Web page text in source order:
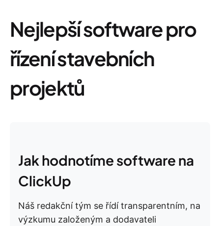
Nejlepší software pro
řízení stavebních
projektů
Jak hodnotíme software na
ClickUp
Náš redakční tým se řídí transparentním, na
výzkumu založeným a dodavateli